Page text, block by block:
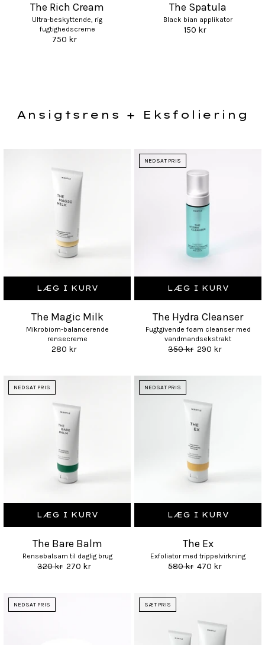
The Rich Cream
Ultra-beskyttende, rig
fugtighedscreme
750 kr
The Spatula
Black bian applikator
150 kr
Ansigtsrens + Eksfoliering
LÆG I KURV
The Magic Milk
Mikrobiom-balancerende
rensecreme
280 kr
LÆG I KURV
NEDSAT PRIS
The Hydra Cleanser
Fugtgivende foam cleanser med
vandmandsekstrakt
350 kr 290 kr
LÆG I KURV
NEDSAT PRIS
The Bare Balm
Rensebalsam til daglig brug
320 kr 270 kr
LÆG I KURV
NEDSAT PRIS
The Ex
Exfoliator med trippelvirkning
580 kr 470 kr
NEDSAT PRIS SÆT PRIS